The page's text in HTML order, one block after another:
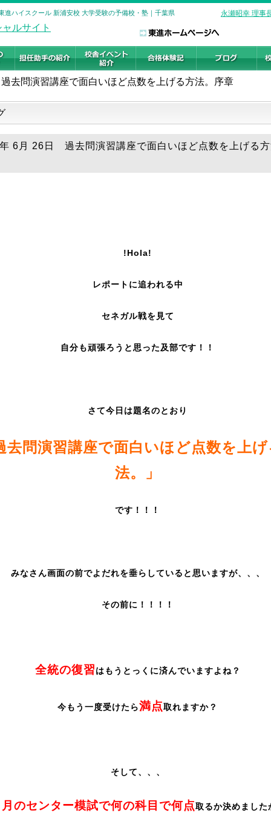
ハイスクール 新浦安校 大学受験の予備校・塾｜千葉県 永瀬昭幸 理事
過去問演習講座で面白いほど点数を上げる方法。序章
6月 26日 過去問演習講座で面白いほど点数を上げる
!Hola!
レポートに追われる中
セネガル戦を見て
自分も頑張ろうと思った及部です！！
さて今日は題名のとおり
去問演習講座で面白いほど点数を上
法。」
です！！！
みなさん画面の前でよだれを垂らしていると思いますが、、、
その前に！！！！
全統の復習はもうとっくに済んでいますよね？
今もう一度受けたら満点取れますか？
そして、、、
のセンター模試で何の科目で何点取るか決めました